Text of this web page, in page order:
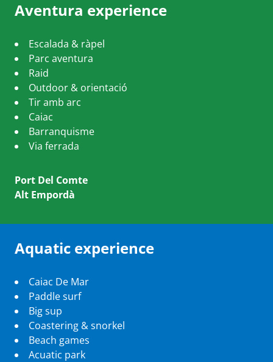
Aventura experience
Escalada & ràpel
Parc aventura
Raid
Outdoor & orientació
Tir amb arc
Caiac
Barranquisme
Via ferrada
Port Del Comte
Alt Empordà
Aquatic experience
Caiac De Mar
Paddle surf
Big sup
Coastering & snorkel
Beach games
Acuatic park